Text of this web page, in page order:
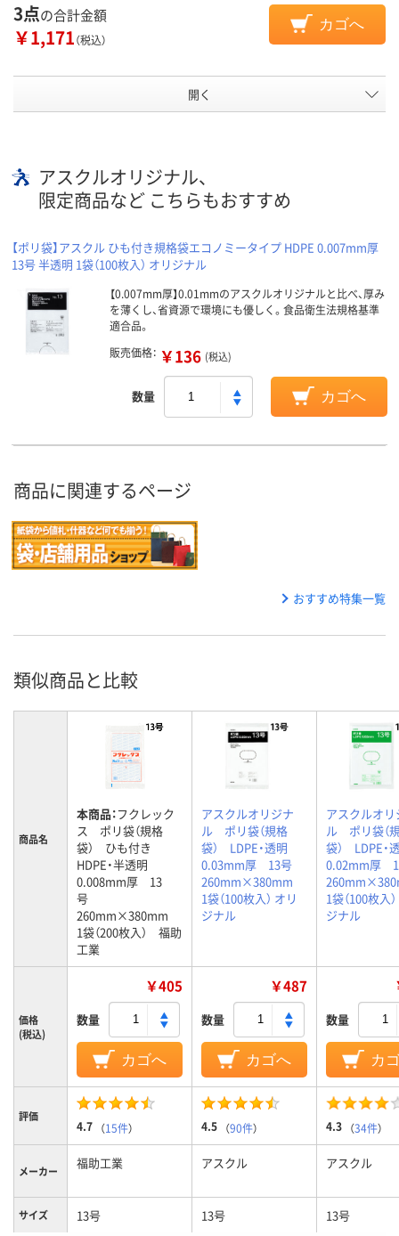
3点の合計金額
￥1,171（税込）
カゴへ
開く
アスクルオリジナル、
限定商品など こちらもおすすめ
【ポリ袋】アスクル ひも付き規格袋エコノミータイプ HDPE 0.007mm厚
13号 半透明 1袋（100枚入） オリジナル
【0.007mm厚】0.01mmのアスクルオリジナルと比べ、厚み
を薄くし、省資源で環境にも優しく。食品衛生法規格基準
適合品。
販売価格： ￥136 (税込)
数量 カゴへ
商品に関連するページ
おすすめ特集一覧
類似商品と比較
商品名
本商品：フクレック
ス ポリ袋（規格
袋） ひも付き
HDPE・半透明
0.008mm厚 13
号
260mm×380mm
1袋（200枚入） 福助
工業
アスクルオリジナ
ル ポリ袋（規格
袋） LDPE・透明
0.03mm厚 13号
260mm×380mm
1袋（100枚入） オリ
ジナル
アスクルオリ
ル ポリ袋（
袋） LDPE
0.02mm厚
1袋（100枚入
ジナル
価格
(税込)
￥405
数量
カゴへ
￥487
数量
カゴへ
数量
カ
評価
4.7 （15件） 4.5 （90件） 4.3 （34件）
メーカー 福助工業 アスクル アスクル
サイズ 13号 13号 13号